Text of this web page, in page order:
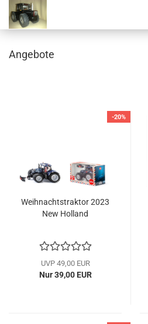
Angebote
-20%
Weihnachtstraktor 2023
New Holland
UVP 49,00 EUR
Nur 39,00 EUR